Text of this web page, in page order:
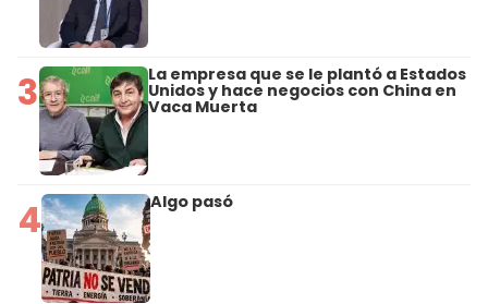
3 La empresa que se le plantó a Estados
Unidos y hace negocios con China en
Vaca Muerta
4 Algo pasó